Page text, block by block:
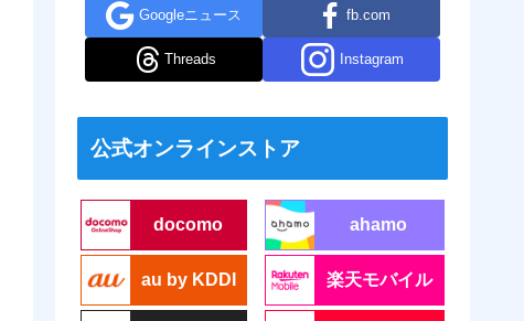
Googleニュース fb.com
Threads Instagram
公式オンラインストア
docomo ahamo
au by KDDI 楽天モバイル